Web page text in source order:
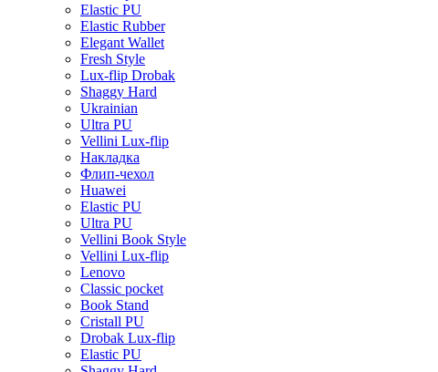
Elastic PU
Elastic Rubber
Elegant Wallet
Fresh Style
Lux-flip Drobak
Shaggy Hard
Ukrainian
Ultra PU
Vellini Lux-flip
Накладка
Флип-чехол
Huawei
Elastic PU
Ultra PU
Vellini Book Style
Vellini Lux-flip
Lenovo
Classic pocket
Book Stand
Cristall PU
Drobak Lux-flip
Elastic PU